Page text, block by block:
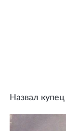
Назвал